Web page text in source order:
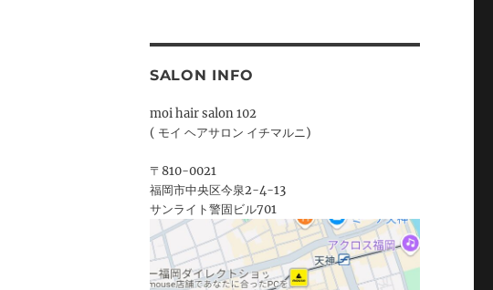
SALON INFO
moi hair salon 102
( モイ ヘアサロン イチマルニ)
〒810-0021
福岡市中央区今泉2-4-13
サンライト警固ビル701